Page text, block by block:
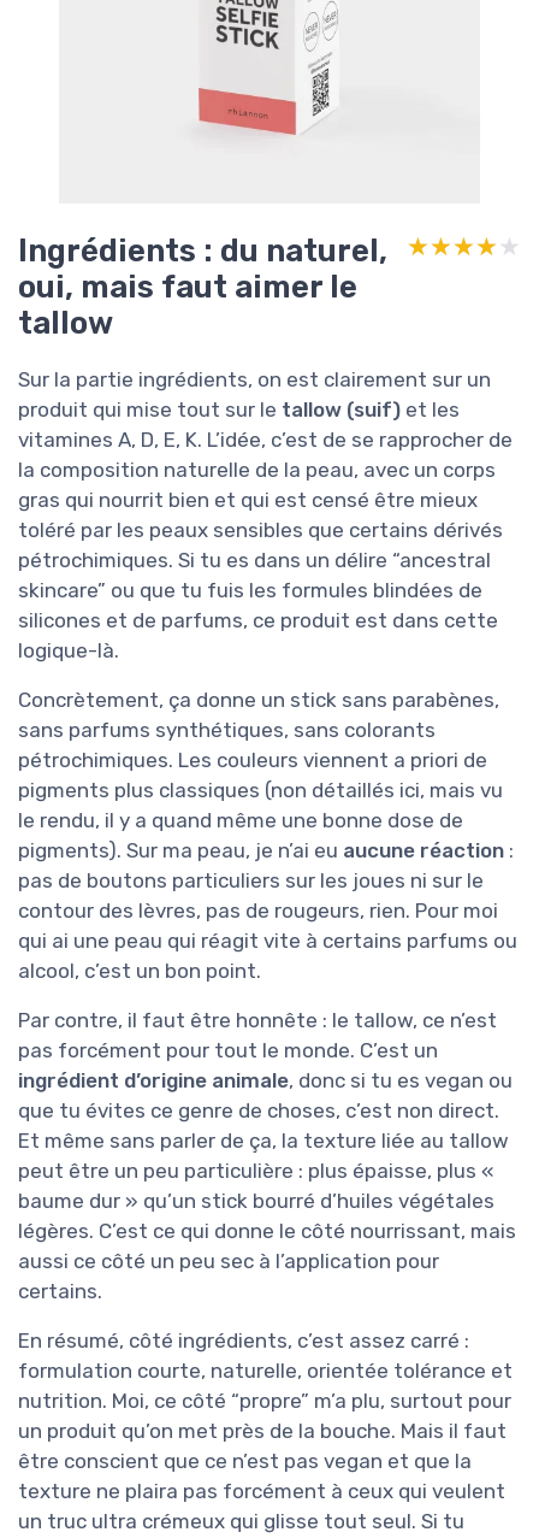
Ingrédients : du naturel,
oui, mais faut aimer le
tallow
★★★★★
★★★★★
Sur la partie ingrédients, on est clairement sur un
produit qui mise tout sur le tallow (suif) et les
vitamines A, D, E, K. L’idée, c’est de se rapprocher de
la composition naturelle de la peau, avec un corps
gras qui nourrit bien et qui est censé être mieux
toléré par les peaux sensibles que certains dérivés
pétrochimiques. Si tu es dans un délire “ancestral
skincare” ou que tu fuis les formules blindées de
silicones et de parfums, ce produit est dans cette
logique-là.
Concrètement, ça donne un stick sans parabènes,
sans parfums synthétiques, sans colorants
pétrochimiques. Les couleurs viennent a priori de
pigments plus classiques (non détaillés ici, mais vu
le rendu, il y a quand même une bonne dose de
pigments). Sur ma peau, je n’ai eu aucune réaction :
pas de boutons particuliers sur les joues ni sur le
contour des lèvres, pas de rougeurs, rien. Pour moi
qui ai une peau qui réagit vite à certains parfums ou
alcool, c’est un bon point.
Par contre, il faut être honnête : le tallow, ce n’est
pas forcément pour tout le monde. C’est un
ingrédient d’origine animale, donc si tu es vegan ou
que tu évites ce genre de choses, c’est non direct.
Et même sans parler de ça, la texture liée au tallow
peut être un peu particulière : plus épaisse, plus «
baume dur » qu’un stick bourré d’huiles végétales
légères. C’est ce qui donne le côté nourrissant, mais
aussi ce côté un peu sec à l’application pour
certains.
En résumé, côté ingrédients, c’est assez carré :
formulation courte, naturelle, orientée tolérance et
nutrition. Moi, ce côté “propre” m’a plu, surtout pour
un produit qu’on met près de la bouche. Mais il faut
être conscient que ce n’est pas vegan et que la
texture ne plaira pas forcément à ceux qui veulent
un truc ultra crémeux qui glisse tout seul. Si tu